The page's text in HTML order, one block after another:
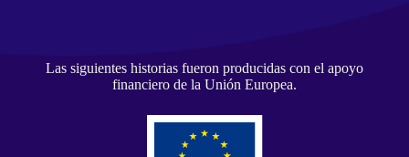
Las siguientes historias fueron producidas con el apoyo
financiero de la Unión Europea.